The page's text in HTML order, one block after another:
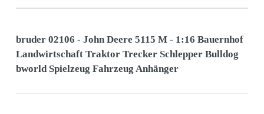
bruder 02106 - John Deere 5115 M - 1:16 Bauernhof
Landwirtschaft Traktor Trecker Schlepper Bulldog
bworld Spielzeug Fahrzeug Anhänger